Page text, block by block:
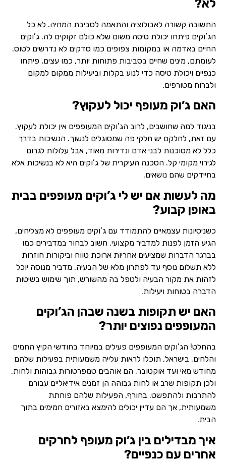
לא?
התשובה קשורה לאבולוציה והתאמה לסביבת המחיה. לא כל
הג’וקים פיתחו יכולת טיסה משום שלא כולם זקוקים לה. ג’וקים
החיים באדמה או במקומות צפופים כמו סדקים לא נדרשים לטוס.
לעומתם, מינים שחיים בסביבות פתוחות יותר, כמו עצים, פיתחו
כנפיים ויכולת טיסה כדי לנוע בקלות וביעילות ממקום למקום
ולברוח מטורפים.
האם ג’וק מעופף יכול לעקוץ?
בניגוד למה שחושבים, לרוב הג’וקים המעופפים אין יכולת לעקוץ.
עם זאת, לחלקם יש חלקי פה שמסוגלים לנשוך. הנשיכות בדרך
כלל לא מסוכנות לבני אדם ונדירות מאוד, אבל עלולות לגרום
לגירוי מקומי קל. הסכנה העיקרית של ג’וקים היא לא בנשיכות אלא
בחיידקים שהם נושאים.
מה לעשות אם יש לי ג’וקים מעופפים בבית
באופן קבוע?
כשניסיונות עצמאיים להתמודד עם ג’וקים מעופפים לא מצליחים,
הגיע הזמן לפנות למדביר מקצועי. חשוב לבחור במדבירים כמו
בברגר הדברות שמציעים אחריות ארוכת טווח וביקורות חוזרות
ללא תשלום נוסף עד לפתרון מלא של הבעיה. מדביר מנוסה יוכל
לזהות את מקור הבעיה ולטפל בה מהשורש, תוך שימוש בשיטות
הדברה בטוחות ויעילות.
האם יש תקופות בשנה שבהן הג’וקים
המעופפים נפוצים יותר?
בהחלט! הג’וקים המעופפים פעילים במיוחד בחודשי הקיץ החמים
והלחים. בישראל, תוכלו לראות עלייה משמעותית בפעילות שלהם
מחודש מאי ועד אוקטובר. הם אוהבים טמפרטורות גבוהות ולחות,
ולכן תקופות שרב או לחות גבוהה הן זמנים אידיאליים עבורם
להתרבות ולהתפשט. בחורף, הפעילות שלהם פוחתת
משמעותית, אך הם עדיין יכולים להימצא באזורים חמימים בתוך
הבית.
איך מבדילים בין ג’וק מעופף לחרקים
אחרים עם כנפיים?